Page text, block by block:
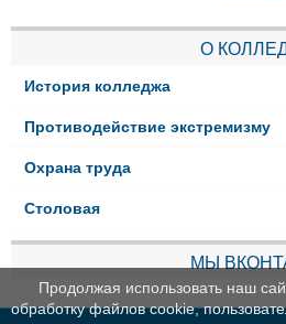
О
История колледжа
Противодействие экстремизму
Охрана труда
Столовая
МЫ
Продолжая использовать наш
обработку файлов cookie,